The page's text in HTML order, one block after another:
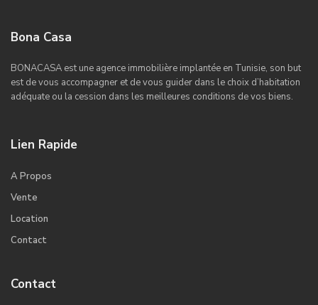
Bona Casa
BONACASA est une agence immobilière implantée en Tunisie, son but
est de vous accompagner et de vous guider dans le choix d’habitation
adéquate ou la cession dans les meilleures conditions de vos biens.
Lien Rapide
A Propos
Vente
Location
Contact
Contact